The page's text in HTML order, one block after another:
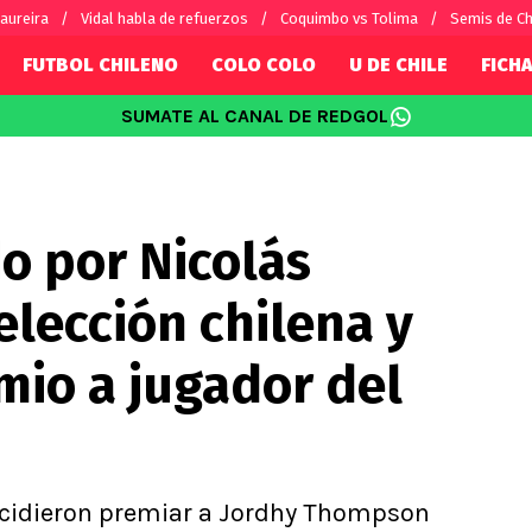
Vidal habla de refuerzos Coquimbo vs Tolima Semis de
por el mundo
Fútbol Argentino
Fútbol Brasileño
Premier
FUTBOL CHILENO COLO COLO U DE CHILE
SUMATE AL CANAL DE REDGOL
por Nicolás
chilena y
a jugador del
premiar a Jordhy Thompson